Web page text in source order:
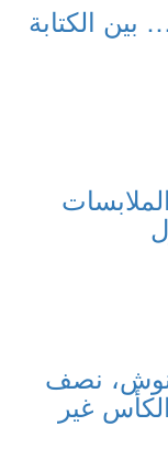
الكتابة
نصف
غير